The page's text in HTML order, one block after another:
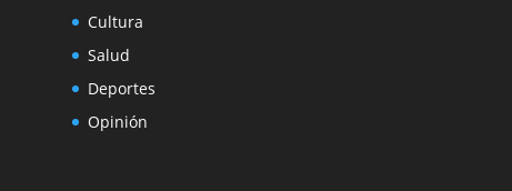
Cultura
Salud
Deportes
Opinión